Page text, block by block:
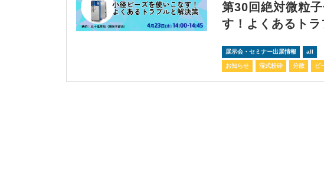
第30回絶対微粒
す！よくあるト
展示会・セミナー出展情報 all
お知らせ 湿式粉砕 分散 ビ